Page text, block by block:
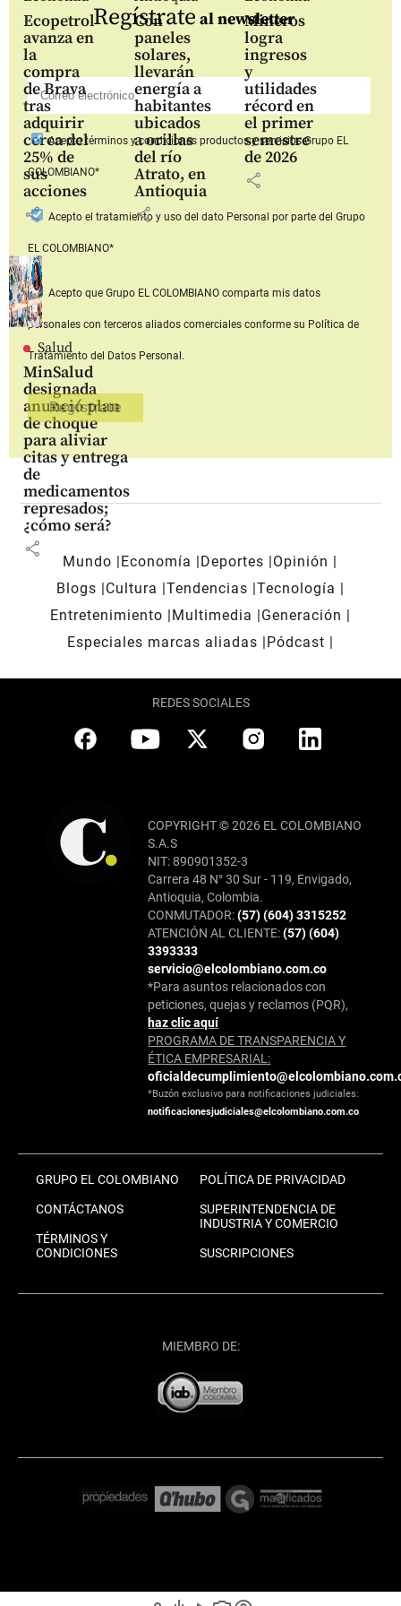
Ecopetrol
avanza en
la
compra
de Brava
tras
adquirir
cerca del
25% de
sus
acciones
share
Con
paneles
solares,
llevarán
energía a
habitantes
ubicados
a orillas
del río
Atrato, en
Antioquia
share
Mineros
logra
ingresos
y
utilidades
récord en
el primer
semestre
de 2026
share
Salud
MinSalud
designada
anunció plan
de choque
para aliviar
citas y entrega
de
medicamentos
represados;
¿cómo será?
share
Regístrate al newsletter
Acepto términos y condiciones productos y serviciosGrupo EL
COLOMBIANO*
Acepto el tratamiento y uso del dato Personal por parte del Grupo
EL COLOMBIANO*
Acepto que Grupo EL COLOMBIANOcomparta mis datos
personales con terceros aliados comerciales conforme su Política de
Tratamiento del Datos Personal.
Mundo Economía Deportes
Opinión
Blogs
Cultura Tendencias Tecnología
Entretenimiento
Multimedia
Generación
Especiales marcas aliadas
Pódcast
REDES SOCIALES
COPYRIGHT © 2026 EL COLOMBIANO
S.A.S
NIT: 890901352-3
Carrera 48 N° 30 Sur - 119, Envigado,
Antioquia, Colombia.
CONMUTADOR:(57) (604) 3315252
ATENCIÓN AL CLIENTE:(57) (604)
3393333
servicio@elcolombiano.com.co
*Para asuntos relacionados con
peticiones, quejas y reclamos (PQR),
haz clic aquí
PROGRAMA DE TRANSPARENCIA Y
ÉTICA EMPRESARIAL:
*Buzón exclusivo para notificaciones judiciales:
notificacionesjudiciales@elcolombiano.com.co
GRUPO EL COLOMBIANO
CONTÁCTANOS
TÉRMINOS Y
CONDICIONES
POLÍTICA DE PRIVACIDAD
SUPERINTENDENCIA DE
INDUSTRIA Y COMERCIO
SUSCRIPCIONES
MIEMBRO DE: